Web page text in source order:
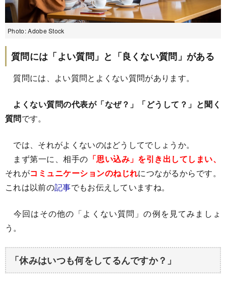
Photo: Adobe Stock
質問には「よい質問」と「良くない質問」がある
質問には、よい質問とよくない質問があります。
よくない質問の代表が「なぜ？」「どうして？」と聞く
質問です。
では、それがよくないのはどうしてでしょうか。
まず第一に、相手の 「思い込み」を引き出してしまい、
それがコミュニケーションのねじれにつながるからです。
これは以前の記事でもお伝えしていますね。
今回はその他の「よくない質問」の例を見てみましょ
う。
「休みはいつも何をしてるんですか？」